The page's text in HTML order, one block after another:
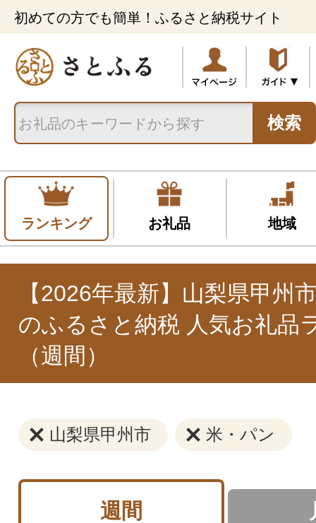
初めての方でも簡単！ふるさと納税サイト
検索
ランキング お礼品 地域
【2026年最新】山梨県甲州
のふるさと納税 人気お礼品
（週間）
山梨県甲州市 米・パン
週間